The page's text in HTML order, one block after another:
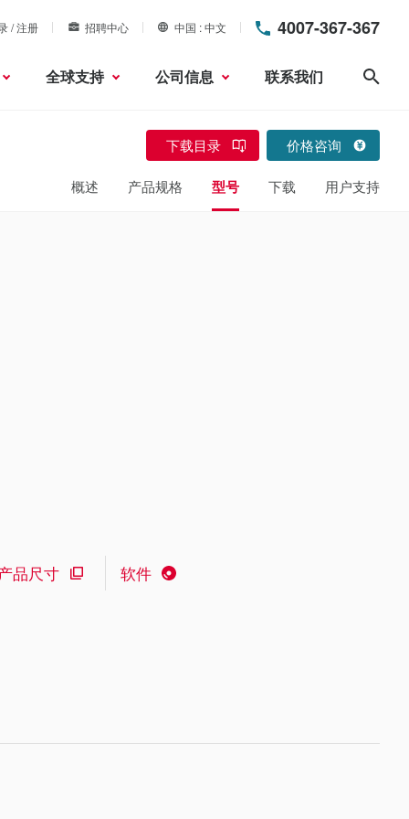
/ 注册 招聘中心 中国 中文 4007-367-367
全球支持 公司信息 联系我们
下载目录 价格咨询
概述 产品规格 型号 下载 用户支持
品尺寸 软件